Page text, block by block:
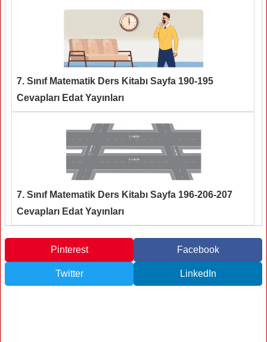
7. Sınıf Matematik Ders Kitabı Sayfa 190-195
Cevapları Edat Yayınları
7. Sınıf Matematik Ders Kitabı Sayfa 196-206-207
Cevapları Edat Yayınları
Pinterest Facebook
Twitter LinkedIn